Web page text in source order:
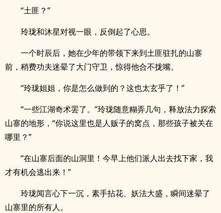
“土匪？”
玲珑和沐星对视一眼，反倒起了心思。
一个时辰后，她在少年的带领下来到土匪驻扎的山寨
前，稍费功夫迷晕了大门守卫，惊得他合不拢嘴。
“玲珑姐姐，你是怎么做到的？这也太玄乎了！”
“一些江湖奇术罢了。”玲珑随意糊弄几句，释放法力探索
山寨的地形，“你说这里也是人贩子的窝点，那些孩子被关在
哪里？”
“在山寨后面的山洞里！今早上他们派人出去找下家，我
才有机会逃出来！”
玲珑闻言心下一沉，素手拈花、妖法大盛，瞬间迷晕了
山寨里的所有人。